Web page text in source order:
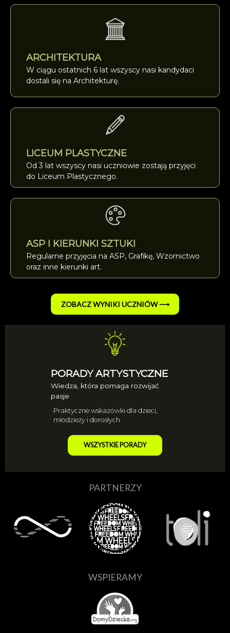
ARCHITEKTURA
W ciągu ostatnich 6 lat wszyscy nasi kandydaci
dostali się na Architekturę.
LICEUM PLASTYCZNE
Od 3 lat wszyscy nasi uczniowie zostają przyjęci
do Liceum Plastycznego.
ASP I KIERUNKI SZTUKI
Regularne przyjęcia na ASP, Grafikę, Wzornictwo
oraz inne kierunki art.
ZOBACZ WYNIKI UCZNIÓW ⟶
PORADY ARTYSTYCZNE
Wiedza, która pomaga rozwijać
pasje
Praktyczne wskazówki dla dzieci,
młodzieży i dorosłych
WSZYSTKIE PORADY
PARTNERZY
WSPIERAMY